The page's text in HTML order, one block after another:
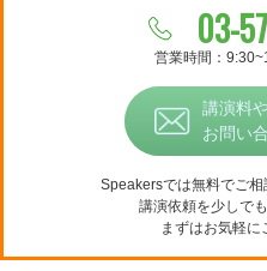
03-
営業時間：
講演料
お問い
Speakersでは無料でご相
講演依頼を少しで
まずはお気軽に